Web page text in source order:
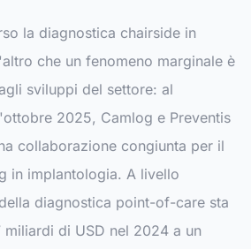
la diagnostica chairside in
che un fenomeno marginale è
sviluppi del settore: al
2025, Camlog e Preventis
collaborazione congiunta per il
in implantologia. A livello
diagnostica point-of-care sta
miliardi di USD nel 2024 a un